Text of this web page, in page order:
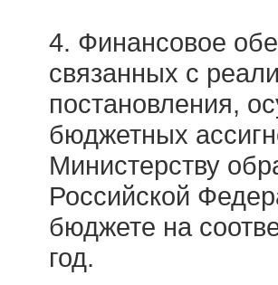
4. Финансовое
связанных с
постановления,
бюджетных
Министерству
Российской
бюджете на
год.